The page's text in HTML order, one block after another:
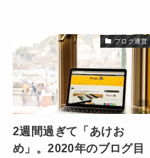
ブログ運営
2週間過ぎて「あけお
め」。2020年のブログ目